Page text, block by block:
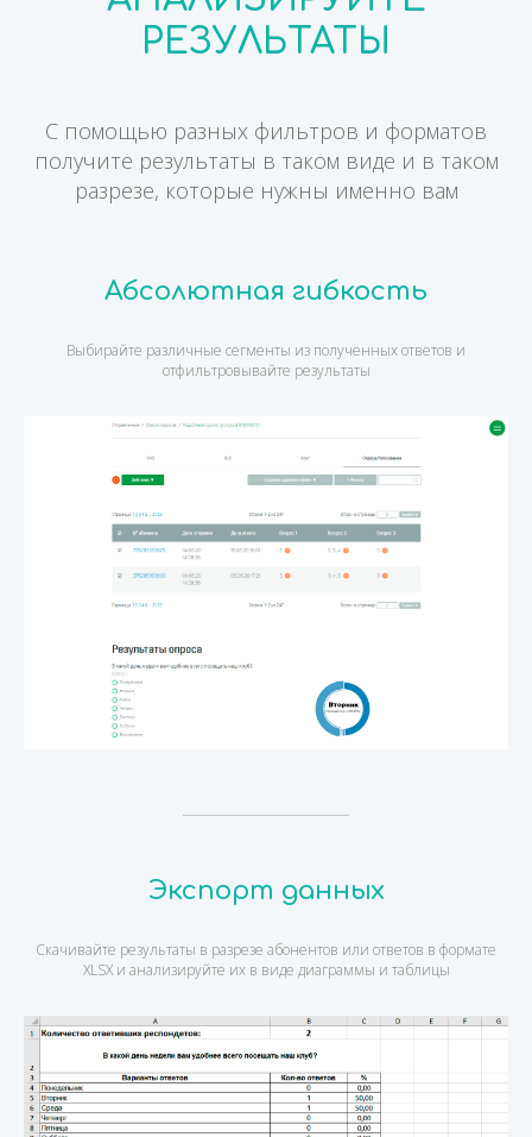
РЕЗУЛЬТАТЫ
С помощью разных фильтров и форматов
получите результаты в таком виде и в таком
разрезе, которые нужны именно вам
Абсолютная гибкость
Выбирайте различные сегменты из полученных ответов и
отфильтровывайте результаты
Экспорт данных
Скачивайте результаты в разрезе абонентов или ответов в формате
XLSX и анализируйте их в виде диаграммы и таблицы